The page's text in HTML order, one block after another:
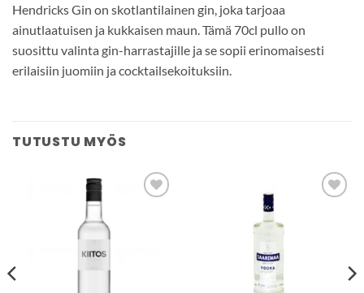
Hendricks Gin on skotlantilainen gin, joka tarjoaa
ainutlaatuisen ja kukkaisen maun. Tämä 70cl pullo on
suosittu valinta gin-harrastajille ja se sopii erinomaisesti
erilaisiin juomiin ja cocktailsekoituksiin.
TUTUSTU MYÖS